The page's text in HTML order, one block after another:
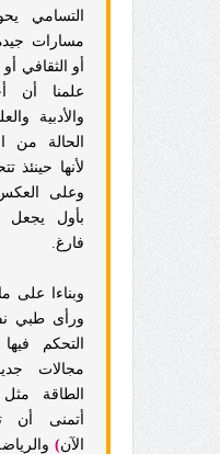
التسامي
مسارات
أو الثقافي
علمنا أن
والأدبية
الحالة من
لأنها حينئذ
وعلى العكس
بأول
فارغ.
وبناءا على
ورأى طبي
التحكم
مجالات
الطاقة
أتمنى أن
الآن)